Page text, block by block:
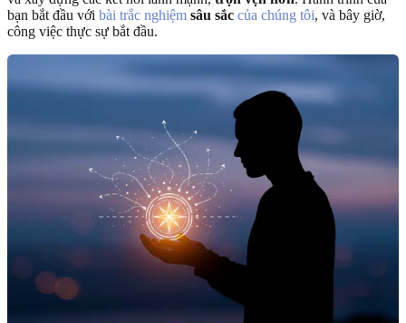
bạn bắt đầu với bài trắc nghiệm sâu sắc của chúng tôi, và bây giờ,
công việc thực sự bắt đầu.